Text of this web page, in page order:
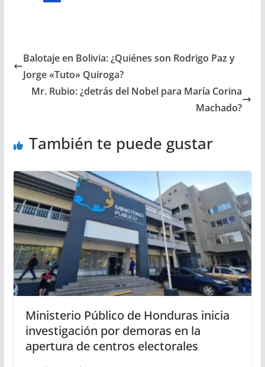
Balotaje en Bolivia: ¿Quiénes son Rodrigo Paz y
Jorge «Tuto» Quiroga?
Mr. Rubio: ¿detrás del Nobel para María Corina
Machado?
También te puede gustar
Ministerio Público de Honduras inicia
investigación por demoras en la
apertura de centros electorales